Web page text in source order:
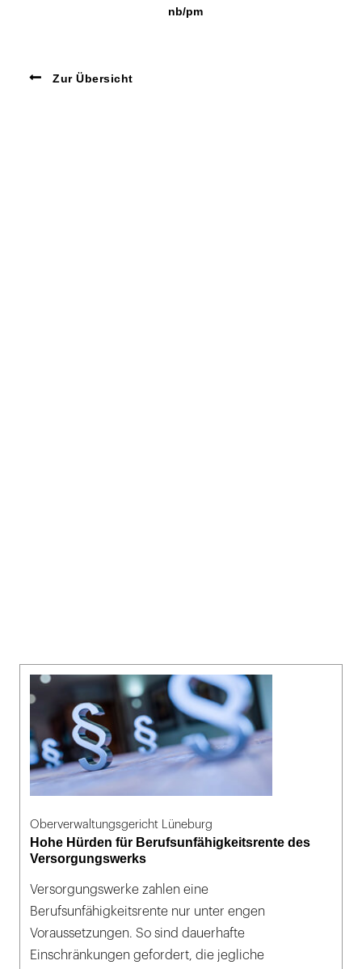
nb/pm
Zur Übersicht
Oberverwaltungsgericht Lüneburg
Hohe Hürden für Berufsunfähigkeitsrente des
Versorgungswerks
Versorgungswerke zahlen eine
Berufsunfähigkeitsrente nur unter engen
Voraussetzungen. So sind dauerhafte
Einschränkungen gefordert, die jegliche